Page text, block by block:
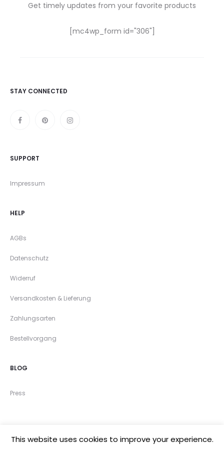
Get timely updates from your favorite products
[mc4wp_form id="306"]
STAY CONNECTED
SUPPORT
Impressum
HELP
AGBs
Datenschutz
Widerruf
Versandkosten & Lieferung
Zahlungsarten
Bestellvorgang
BLOG
Press
This website uses cookies to improve your experience.